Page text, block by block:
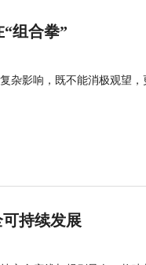
组合拳”
杂影响，既不能消极观望
持续发展